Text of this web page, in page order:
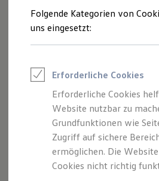
Feuerwehr
Rettungsdienste
ONE Business ID Vorteile
Fahrzeugsuche & Marktplatz
Digitaler Marktplatz
Kauf & Finanzierung
Online-
Aktionen & Angebote
E-Auto-Förderung
Für Privatkunden
Für Gewerbekunden
Profi Paket
TopDeal
Lieblingspodcast. Spotify stellt die
Verantwortung bereit.
Mit der In-Car App Spotify haben
Podcasts, Top Songs aus anderen
Dekaden. Oder hören Sie einfach
Alben. Sie können selbst Playlists
auch Playlists für jede Stimmung
Spotify haben Sie ein persönliches
nirgendwo.
Folgende Kategorien von
uns eingesetzt:
Erforderliche Cookies
Erforderliche Cookies
Website nutzbar zu
Grundfunktionen wie
Zugriff auf sichere
ermöglichen. Die
Cookies nicht richtig